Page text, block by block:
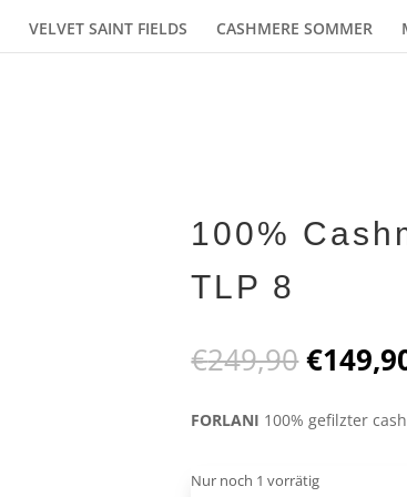
VELVET SAINT FIELDS CASHMERE SOMMER
100%
TLP 8
€249,90
war:
€
FORLANI 100% gefilzter
Nur noch 1 vorrätig